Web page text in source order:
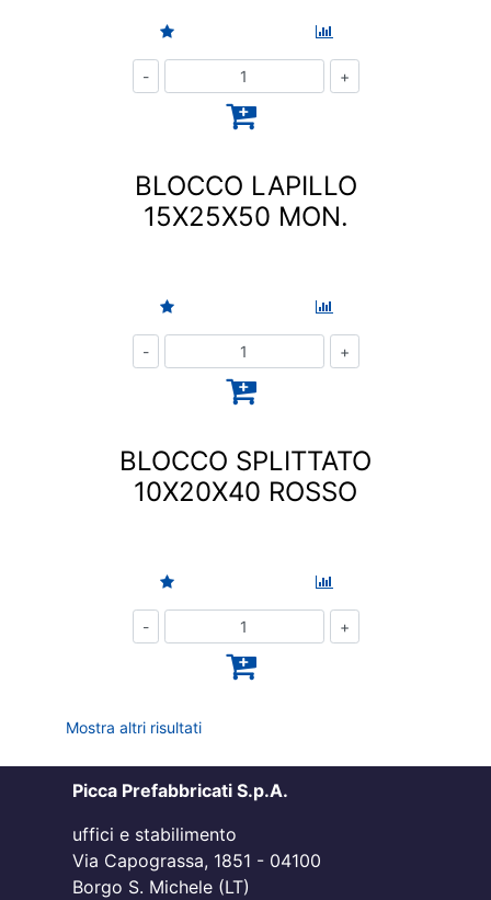
BLOCCO LAPILLO
15X25X50 MON.
BLOCCO SPLITTATO
10X20X40 ROSSO
Mostra altri risultati
Picca Prefabbricati S.p.A.
uffici e stabilimento
Via Capograssa, 1851 - 04100
Borgo S. Michele (LT)